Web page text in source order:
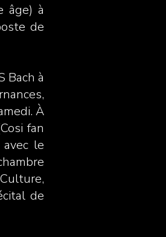
âge) à
de
Bach à
À
fan
le
de